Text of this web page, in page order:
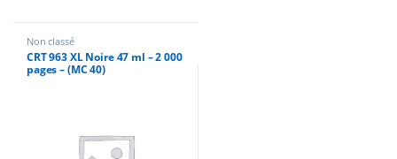
Non classé
CRT 963 XL Noire 47 ml – 2 000
pages – (MC 40)